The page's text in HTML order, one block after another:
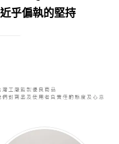
乎偏執的堅持